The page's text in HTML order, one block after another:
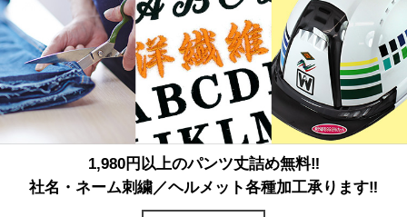
1,980円以上のパンツ丈詰め無料‼
社名・ネーム刺繍／ヘルメット各種加工承ります‼